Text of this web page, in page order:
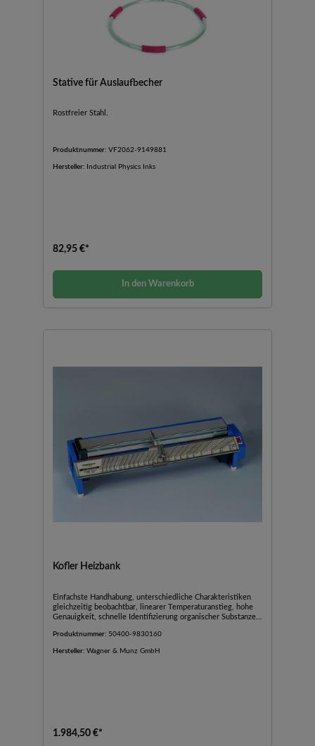
Stative für Auslaufbecher
Rostfreier Stahl.
Produktnummer: VF2062-9149881
Hersteller: Industrial Physics Inks
82,95 €*
In den Warenkorb
Kofler Heizbank
Einfachste Handhabung, unterschiedliche Charakteristiken
gleichzeitig beobachtbar, linearer Temperaturanstieg, hohe
Genauigkeit, schnelle Identifizierung organischer Substanzen,
Eichsubstanzen.Abmessungen (B x H x T):430 x 100 x
Produktnummer: 50400-9830160
Hersteller: Wagner & Munz GmbH
1.984,50 €*